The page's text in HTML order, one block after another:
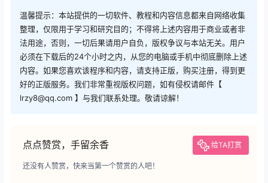
温馨提示：本站提供的一切软件、教程和内容信息都来自网络收集
整理，仅限用于学习和研究目的；不得将上述内容用于商业或者非
法用途，否则，一切后果请用户自负，版权争议与本站无关。用户
必须在下载后的24个小时之内，从您的电脑或手机中彻底删除上述
内容。如果您喜欢该程序和内容，请支持正版，购买注册，得到更
好的正版服务。我们非常重视版权问题，如有侵权请邮件【
lrzy8@qq.com 】与我们联系处理。敬请谅解！
点点赞赏，手留余香 给TA打赏
还没有人赞赏，快来当第一个赞赏的人吧！